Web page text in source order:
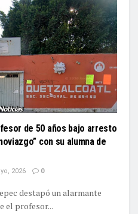
de 50 años bajo arresto
con su alumna de
2026 0
destapó un alarmante
el profesor...